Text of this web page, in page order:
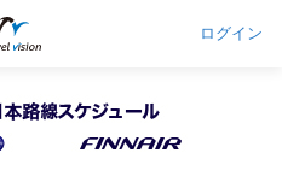
ログイン